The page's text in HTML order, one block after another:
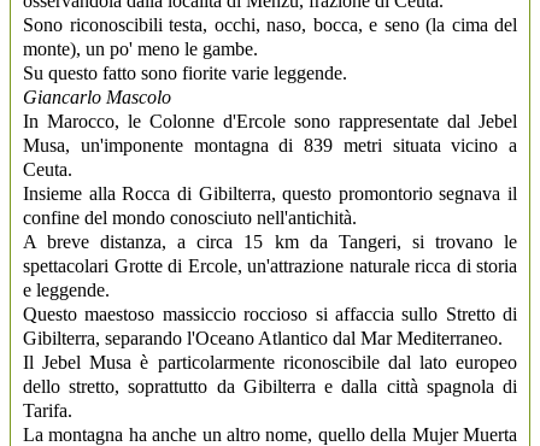
Sono riconoscibili testa, occhi, naso, bocca, e seno (la cima del
monte), un po' meno le gambe.
Su questo fatto sono fiorite varie leggende.
Giancarlo Mascolo
In Marocco, le Colonne d'Ercole sono rappresentate dal Jebel
Musa, un'imponente montagna di 839 metri situata vicino a
Ceuta.
Insieme alla Rocca di Gibilterra, questo promontorio segnava il
confine del mondo conosciuto nell'antichità.
A breve distanza, a circa 15 km da Tangeri, si trovano le
spettacolari Grotte di Ercole, un'attrazione naturale ricca di storia
e leggende.
Questo maestoso massiccio roccioso si affaccia sullo Stretto di
Gibilterra, separando l'Oceano Atlantico dal Mar Mediterraneo.
Il Jebel Musa è particolarmente riconoscibile dal lato europeo
dello stretto, soprattutto da Gibilterra e dalla città spagnola di
Tarifa.
La montagna ha anche un altro nome, quello della Mujer Muerta